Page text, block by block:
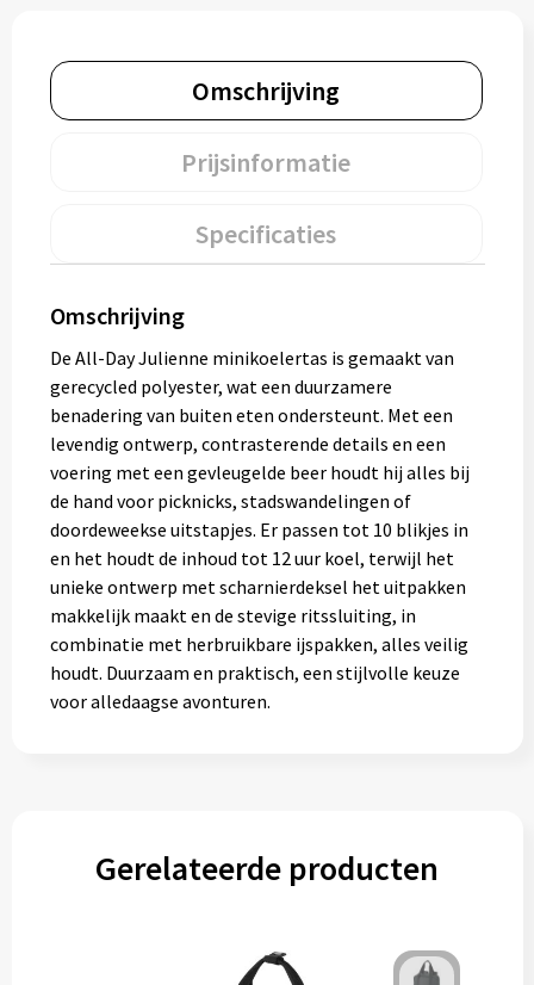
Technologie
Vrije tijd
Gereedschap
Persoonlijke verzorging
Zonnebrillen
EHBO
Verpakkingen
Omschrijving
Prijsinformatie
Specificaties
Omschrijving
De All-Day Julienne minikoelertas is gemaakt van
gerecycled polyester, wat een duurzamere
benadering van buiten eten ondersteunt. Met een
levendig ontwerp, contrasterende details en een
voering met een gevleugelde beer houdt hij alles bij
de hand voor picknicks, stadswandelingen of
doordeweekse uitstapjes. Er passen tot 10 blikjes in
en het houdt de inhoud tot 12 uur koel, terwijl het
unieke ontwerp met scharnierdeksel het uitpakken
makkelijk maakt en de stevige ritssluiting, in
combinatie met herbruikbare ijspakken, alles veilig
houdt. Duurzaam en praktisch, een stijlvolle keuze
voor alledaagse avonturen.
Gerelateerde producten